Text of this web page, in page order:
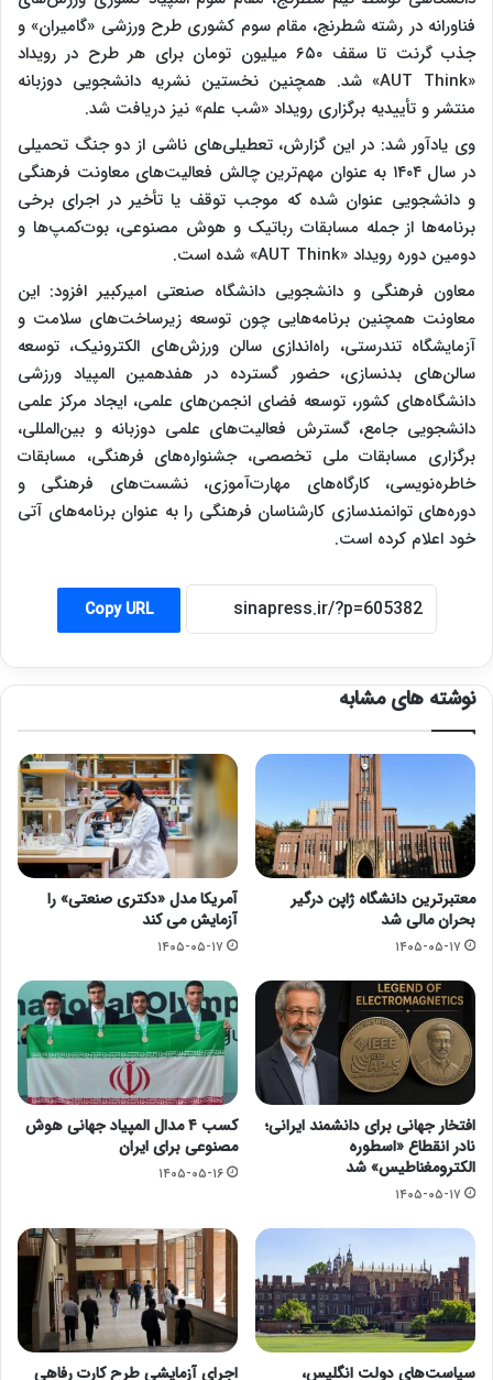
فناورانه در رشته شطرنج، مقام سوم کشوری طرح ورزشی «گامیران» و
جذب گرنت تا سقف ۶۵۰ میلیون تومان برای هر طرح در رویداد
«AUT Think» شد. همچنین نخستین نشریه دانشجویی دوزبانه
منتشر و تأییدیه برگزاری رویداد «شب علم» نیز دریافت شد.
وی یادآور شد: در این گزارش، تعطیلی‌های ناشی از دو جنگ تحمیلی
در سال ۱۴۰۴ به عنوان مهم‌ترین چالش فعالیت‌های معاونت فرهنگی
و دانشجویی عنوان شده که موجب توقف یا تأخیر در اجرای برخی
برنامه‌ها از جمله مسابقات رباتیک و هوش مصنوعی، بوت‌کمپ‌ها و
دومین دوره رویداد «AUT Think» شده است.
معاون فرهنگی و دانشجویی دانشگاه صنعتی امیرکبیر افزود: این
معاونت همچنین برنامه‌هایی چون توسعه زیرساخت‌های سلامت و
آزمایشگاه تندرستی، راه‌اندازی سالن ورزش‌های الکترونیک، توسعه
سالن‌های بدنسازی، حضور گسترده در هفدهمین المپیاد ورزشی
دانشگاه‌های کشور، توسعه فضای انجمن‌های علمی، ایجاد مرکز علمی
دانشجویی جامع، گسترش فعالیت‌های علمی دوزبانه و بین‌المللی،
برگزاری مسابقات ملی تخصصی، جشنواره‌های فرهنگی، مسابقات
خاطره‌نویسی، کارگاه‌های مهارت‌آموزی، نشست‌های فرهنگی و
دوره‌های توانمندسازی کارشناسان فرهنگی را به عنوان برنامه‌های آتی
خود اعلام کرده است.
Copy URL
نوشته های مشابه
معتبرترین دانشگاه ژاپن درگیر
بحران مالی شد
۱۴۰۵-۰۵-۱۷
آمریکا مدل «دکتری صنعتی» را
آزمایش می کند
۱۴۰۵-۰۵-۱۷
افتخار جهانی برای دانشمند ایرانی؛
نادر انقطاع «اسطوره
الکترومغناطیس» شد
۱۴۰۵-۰۵-۱۷
کسب ۴ مدال المپیاد جهانی هوش
مصنوعی برای ایران
۱۴۰۵-۰۵-۱۶
سیاست‌های دولت انگلیس، اجرای آزمایشی طرح کارت رفاهی